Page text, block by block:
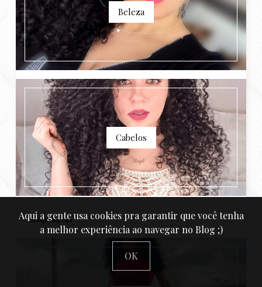
Beleza
Cabelos
Maquiagem 37
Aqui a gente usa cookies pra garantir que você tenha
a melhor experiência ao navegar no Blog ;)
OK